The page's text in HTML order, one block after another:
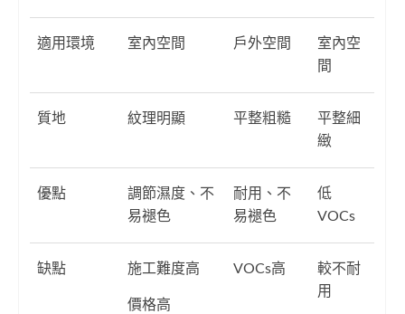
適用環境 室內空間 戶外空間
室內空
間
質地 紋理明顯 平整粗糙
平整細
緻
優點
調節濕度、不
易褪色
耐用、不
易褪色
低
VOCs
缺點 施工難度高
價格高
VOCs高
較不耐
用